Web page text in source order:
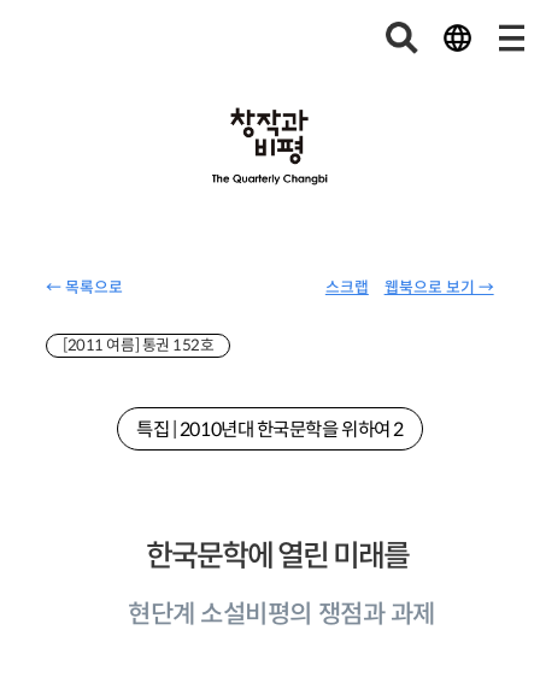
← 목록으로 웹북으로 보기 →
스크랩
[2011 여름] 통권 152호
특집 | 2010년대 한국문학을 위하여 2
한국문학에 열린 미래를
현단계 소설비평의 쟁점과 과제